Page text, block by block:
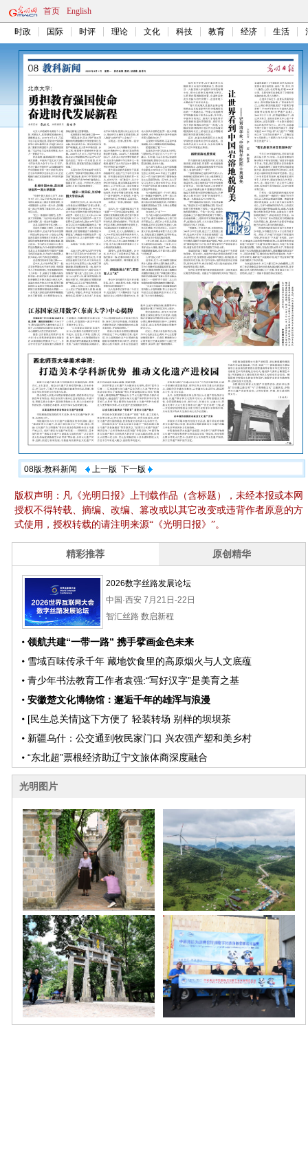
首页 English
时政 国际 时评 理论 文化 科技 教育 经济 生活
08版:教科新闻 上一版 下一版
版权声明：凡《光明日报》上刊载作品（含标题），未经本报或本网
授权不得转载、摘编、改编、篡改或以其它改变或违背作者原意的方
式使用，授权转载的请注明来源“《光明日报》”。